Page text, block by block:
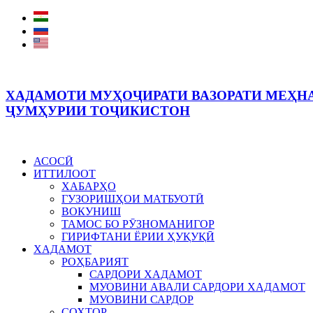
ХАДАМОТИ МУҲОҶИРАТИ ВАЗОРАТИ
ҶУМҲУРИИ ТОҶИКИСТОН
АСОСӢ
ИТТИЛООТ
ХАБАРҲО
ГУЗОРИШҲОИ МАТБУОТӢ
ВОКУНИШ
ТАМОС БО РӮЗНОМАНИГОР
ГИРИФТАНИ ЁРИИ ҲУҚУҚӢ
ХАДАМОТ
РОҲБАРИЯТ
САРДОРИ ХАДАМОТ
МУОВИНИ АВАЛИ САРДОРИ ХАДАМОТ
МУОВИНИ САРДОР